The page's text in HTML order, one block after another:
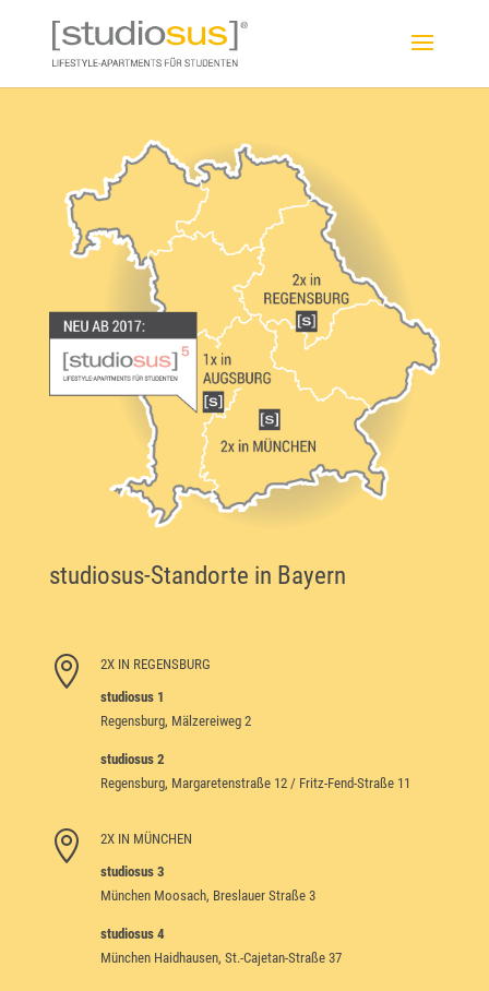
studiosus-Standorte in Bayern

2X IN REGENSBURG
studiosus 1
Regensburg, Mälzereiweg 2
studiosus 2
Regensburg, Margaretenstraße 12 / Fritz-Fend-Straße 11

2X IN MÜNCHEN
studiosus 3
München Moosach, Breslauer Straße 3
studiosus 4
München Haidhausen, St.-Cajetan-Straße 37